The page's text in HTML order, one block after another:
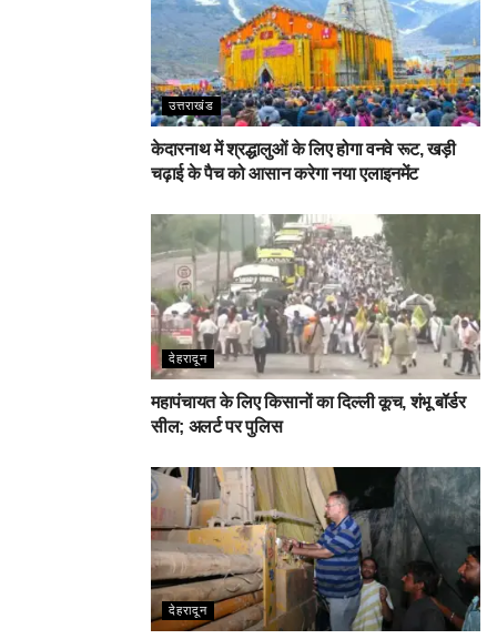
उत्तराखंड
केदारनाथ में श्रद्धालुओं के लिए होगा वनवे रूट, खड़ी
चढ़ाई के पैच को आसान करेगा नया एलाइनमेंट
देहरादून
महापंचायत के लिए किसानों का दिल्ली कूच, शंभू बॉर्डर
सील; अलर्ट पर पुलिस
देहरादून